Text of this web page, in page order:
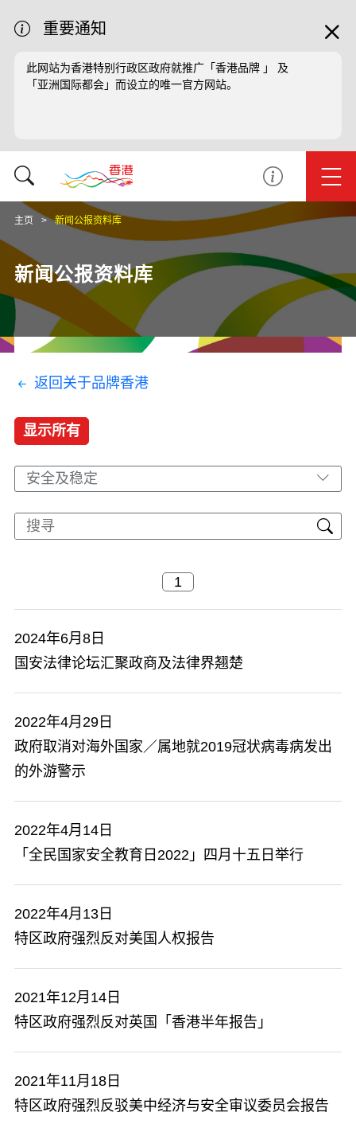
重要通知
此网站为香港特别行政区政府就推广「香港品牌 」 及
「亚洲国际都会」而设立的唯一官方网站。
主页 新闻公报资料库
新闻公报资料库
返回关于品牌香港
显示所有
安全及稳定
2024年6月8日
国安法律论坛汇聚政商及法律界翘楚
2022年4月29日
政府取消对海外国家／属地就2019冠状病毒病发出
的外游警示
2022年4月14日
「全民国家安全教育日2022」四月十五日举行
2022年4月13日
特区政府强烈反对美国人权报告
2021年12月14日
特区政府强烈反对英国「香港半年报告」
2021年11月18日
特区政府强烈反驳美中经济与安全审议委员会报告